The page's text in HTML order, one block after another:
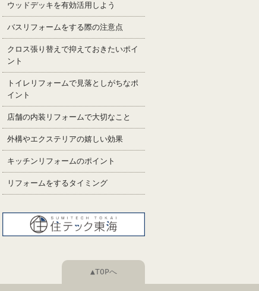
ウッドデッキを有効活用しよう
バスリフォームをする際の注意点
クロス張り替えで抑えておきたいポイ
ント
トイレリフォームで見落としがちなポ
イント
店舗の内装リフォームで大切なこと
外構やエクステリアの嬉しい効果
キッチンリフォームのポイント
リフォームをするタイミング
▲TOPへ